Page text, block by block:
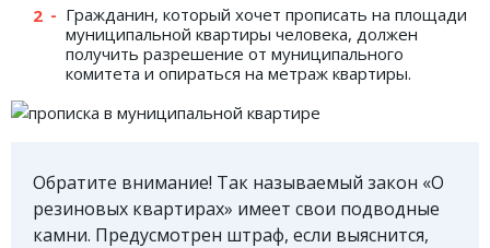
Гражданин, который хочет прописать на площади
муниципальной квартиры человека, должен
получить разрешение от муниципального
комитета и опираться на метраж квартиры.
Обратите внимание! Так называемый закон «О
резиновых квартирах» имеет свои подводные
камни. Предусмотрен штраф, если выяснится,